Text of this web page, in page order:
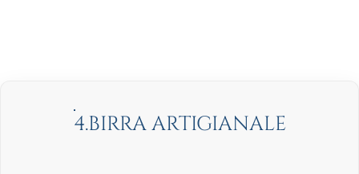
4.BIRRA ARTIGIANALE